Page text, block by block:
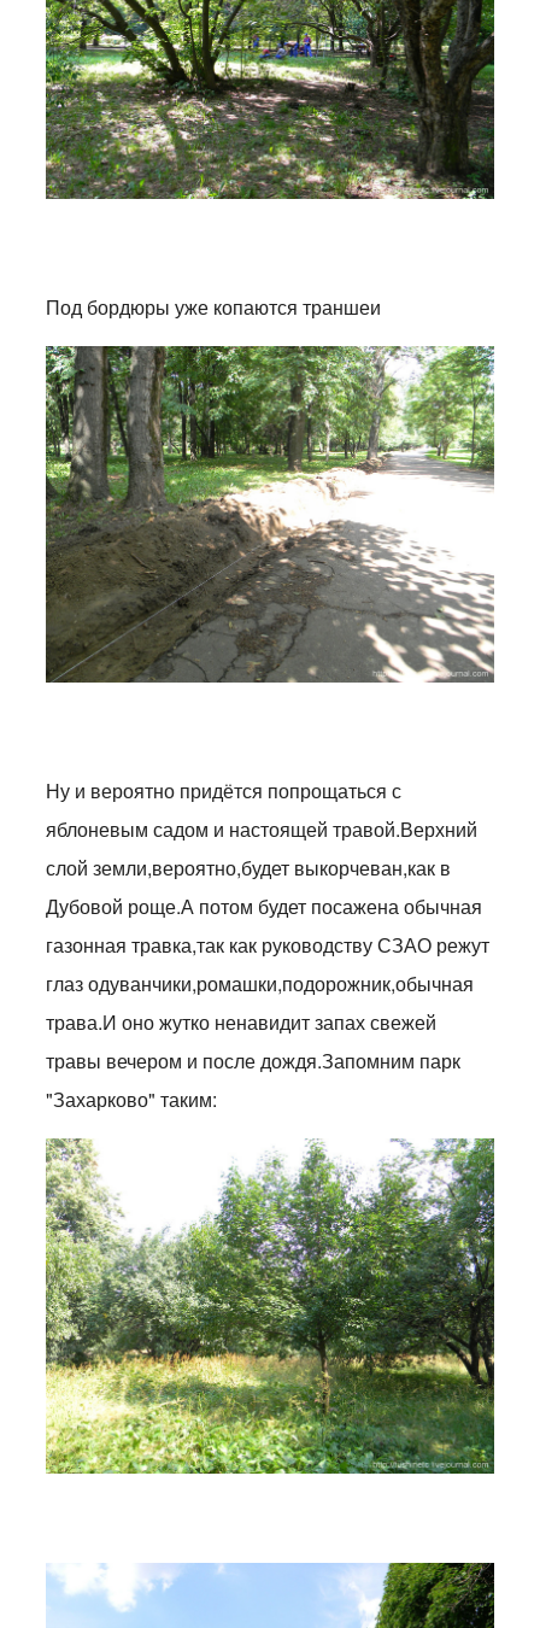
Под бордюры уже копаются траншеи
Ну и вероятно придётся попрощаться с
яблоневым садом и настоящей травой.Верхний
слой земли,вероятно,будет выкорчеван,как в
Дубовой роще.А потом будет посажена обычная
газонная травка,так как руководству СЗАО режут
глаз одуванчики,ромашки,подорожник,обычная
трава.И оно жутко ненавидит запах свежей
травы вечером и после дождя.Запомним парк
"Захарково" таким: